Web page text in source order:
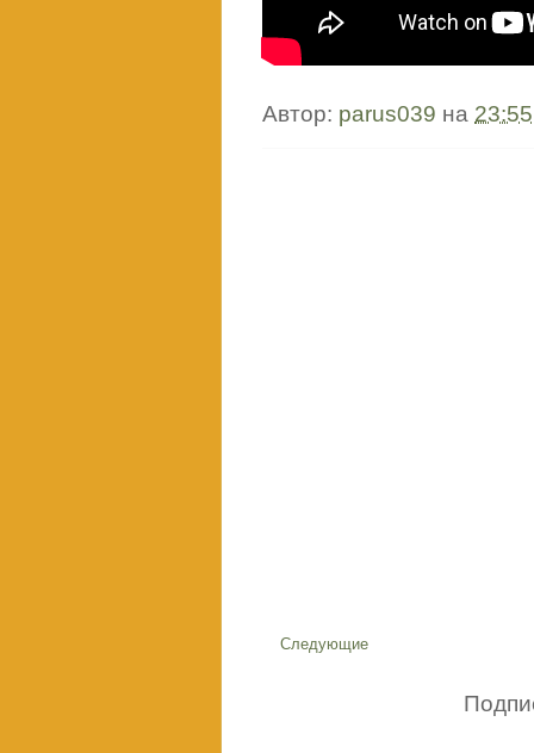
Автор: parus039 на 23:55
Следующие